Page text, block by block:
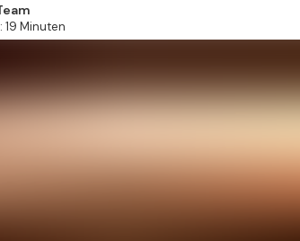
19 Minuten